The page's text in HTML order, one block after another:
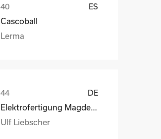
ES
Cascoball
Lerma
DE
Elektrofertigung Magdeburg GmbH
Ulf Liebscher